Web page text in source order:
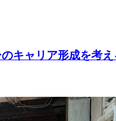
キャリア形成を考え